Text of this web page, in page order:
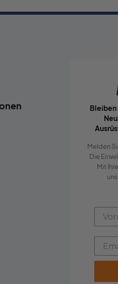
Bleiben
Melden
Die
Mit